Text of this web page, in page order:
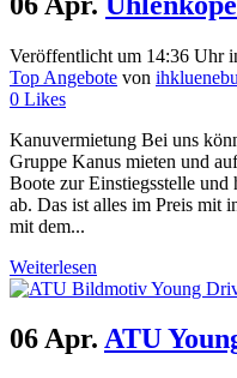
Veröffentlicht um 14:36 Uhr
Top Angebote von
0 Likes
Kanuvermietung Bei uns
Gruppe Kanus mieten und
Boote zur Einstiegsstelle
ab. Das ist alles im Preis mit
mit dem...
Weiterlesen
06 Apr. ATU